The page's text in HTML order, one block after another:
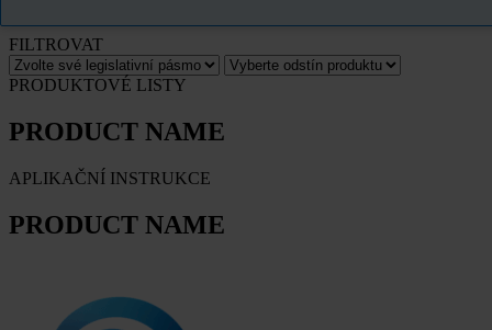
FILTROVAT
PRODUKTOVÉ LISTY
PRODUCT NAME
APLIKAČNÍ INSTRUKCE
PRODUCT NAME